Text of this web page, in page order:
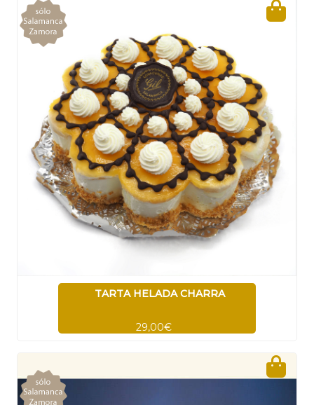
TARTA HELADA CHARRA
29,00€